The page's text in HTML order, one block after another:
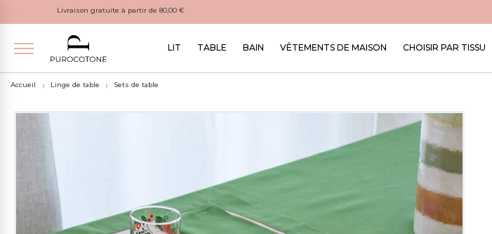
Livraison gratuite à partir de 80,00 €
LIT TABLE BAIN VÊTEMENTS DE MAISON CHOISIR PAR TISSU
Accueil Linge de table Sets de table